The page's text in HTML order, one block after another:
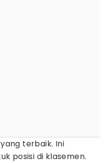
terbaik. Ini
posisi di klasemen.